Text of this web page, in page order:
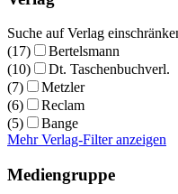
Suche auf Verlag
(17)
Bertelsmann
(10)
Dt. Taschenbuchverl.
(7)
Metzler
(6)
Reclam
(5)
Bange
Mehr Verlag-Filter anzeigen
Mediengruppe